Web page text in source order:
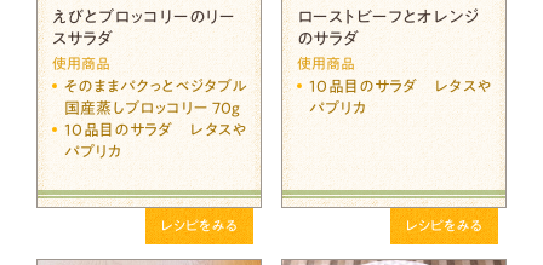
えびとブロッコリーのリー
スサラダ
使用商品
そのままパクっとベジタブル
国産蒸しブロッコリー 70g
10品目のサラダ レタスや
パプリカ
レシピをみる
ローストビーフとオレンジ
のサラダ
使用商品
10品目のサラダ レタスや
パプリカ
レシピをみる